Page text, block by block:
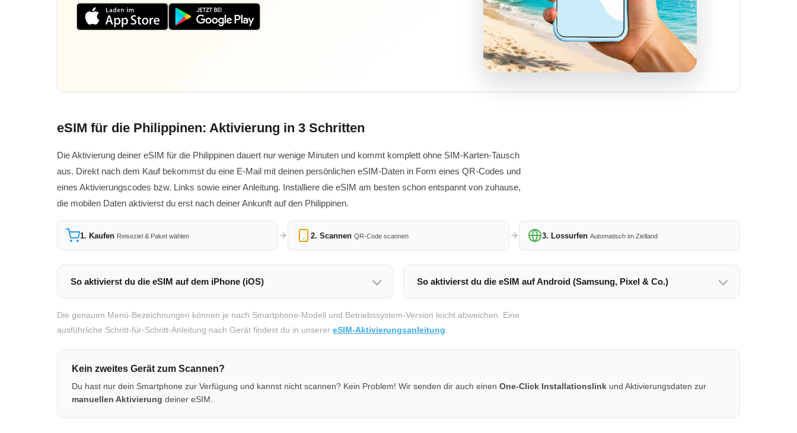
eSIM für die Philippinen: Aktivierung in 3 Schritten
Die Aktivierung deiner eSIM für die Philippinen dauert nur wenige Minuten und kommt komplett ohne SIM-Karten-Tausch
aus. Direkt nach dem Kauf bekommst du eine E-Mail mit deinen persönlichen eSIM-Daten in Form eines QR-Codes und
eines Aktivierungscodes bzw. Links sowie einer Anleitung. Installiere die eSIM am besten schon entspannt von zuhause,
die mobilen Daten aktivierst du erst nach deiner Ankunft auf den Philippinen.
1. Kaufen Reiseziel & Paket wählen 2. Scannen QR-Code scannen 3. Lossurfen Automatisch im Zielland
So aktivierst du die eSIM auf dem iPhone (iOS) So aktivierst du die eSIM auf Android (Samsung, Pixel & Co.)
Die genauen Menü-Bezeichnungen können je nach Smartphone-Modell und Betriebssystem-Version leicht abweichen. Eine
ausführliche Schritt-für-Schritt-Anleitung nach Gerät findest du in unserer eSIM-Aktivierungsanleitung
Kein zweites Gerät zum Scannen?
Du hast nur dein Smartphone zur Verfügung und kannst nicht scannen? Kein Problem! Wir senden dir auch einen One-Click Installationslink und Aktivierungsdaten zur
manuellen Aktivierung deiner eSIM.